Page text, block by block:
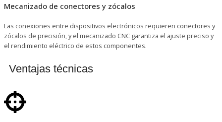
Mecanizado de conectores y zócalos
Las conexiones entre dispositivos electrónicos requieren conectores y
zócalos de precisión, y el mecanizado CNC garantiza el ajuste preciso y
el rendimiento eléctrico de estos componentes.
Ventajas técnicas